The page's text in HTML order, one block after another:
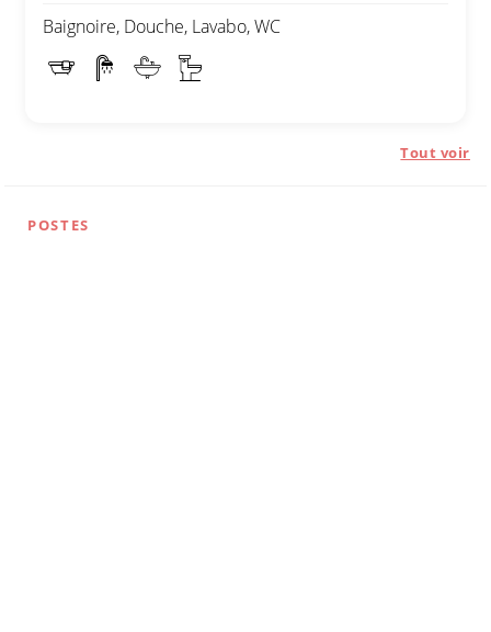
Baignoire, Douche, Lavabo, WC
Tout voir
POSTES